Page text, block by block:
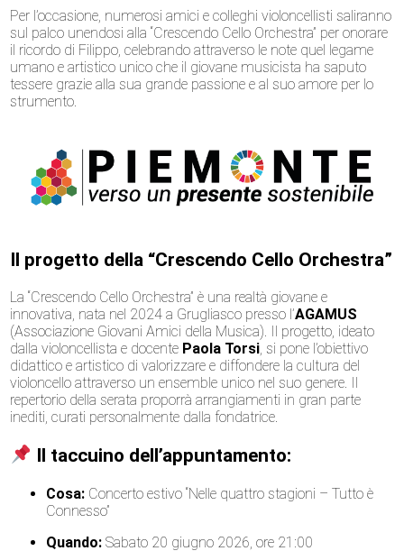
Per l’occasione, numerosi amici e colleghi violoncellisti saliranno
sul palco unendosi alla “Crescendo Cello Orchestra” per onorare
il ricordo di Filippo, celebrando attraverso le note quel legame
umano e artistico unico che il giovane musicista ha saputo
tessere grazie alla sua grande passione e al suo amore per lo
strumento.
Il progetto della “Crescendo Cello Orchestra”
La “Crescendo Cello Orchestra” è una realtà giovane e
innovativa, nata nel 2024 a Grugliasco presso l’AGAMUS
(Associazione Giovani Amici della Musica). Il progetto, ideato
dalla violoncellista e docente Paola Torsi, si pone l’obiettivo
didattico e artistico di valorizzare e diffondere la cultura del
violoncello attraverso un ensemble unico nel suo genere. Il
repertorio della serata proporrà arrangiamenti in gran parte
inediti, curati personalmente dalla fondatrice.
Il taccuino dell’appuntamento:
Cosa: Concerto estivo “Nelle quattro stagioni – Tutto è
Connesso”
Quando: Sabato 20 giugno 2026, ore 21:00